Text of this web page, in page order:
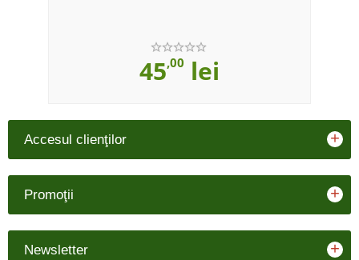
45,00 lei
Accesul clienţilor +
Promoţii +
Newsletter +